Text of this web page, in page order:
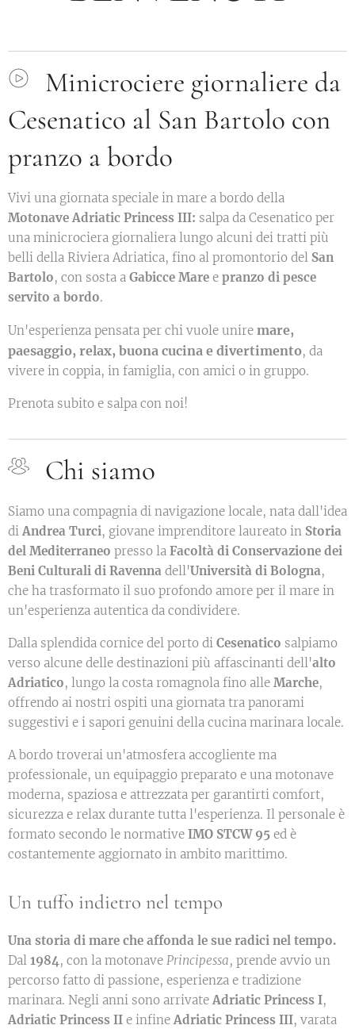
Minicrociere giornaliere da
Cesenatico al San Bartolo con
pranzo a bordo
Vivi una giornata speciale in mare a bordo della
Motonave Adriatic Princess III: salpa da Cesenatico per
una minicrociera giornaliera lungo alcuni dei tratti più
belli della Riviera Adriatica, fino al promontorio del San
Bartolo, con sosta a Gabicce Mare e pranzo di pesce
servito a bordo.
Un'esperienza pensata per chi vuole unire mare,
paesaggio, relax, buona cucina e divertimento, da
vivere in coppia, in famiglia, con amici o in gruppo.
Prenota subito e salpa con noi!
Chi siamo
Siamo una compagnia di navigazione locale, nata dall'idea
diAndrea Turci, giovane imprenditore laureato in Storia
del Mediterraneo presso la Facoltà di Conservazione dei
Beni Culturali di Ravenna dell'Università di Bologna,
che ha trasformato il suo profondo amore per il mare in
un'esperienza autentica da condividere.
Dalla splendida cornice del porto di Cesenatico salpiamo
verso alcune delle destinazioni più affascinanti dell'alto
Adriatico, lungo la costa romagnola fino alle Marche,
offrendo ai nostri ospiti una giornata tra panorami
suggestivi e i sapori genuini della cucina marinara locale.
A bordo troverai un'atmosfera accogliente ma
professionale, un equipaggio preparato e una motonave
moderna, spaziosa e attrezzata per garantirti comfort,
sicurezza e relax durante tutta l'esperienza. Il personale è
formato secondo le normative IMO STCW 95 ed è
costantemente aggiornato in ambito marittimo.
Un tuffo indietro nel tempo
Una storia di mare che affonda le sue radici nel tempo.
Dal 1984, con la motonave Principessa, prende avvio un
percorso fatto di passione, esperienza e tradizione
marinara. Negli anni sono arrivateAdriatic Princess I,
Adriatic Princess II e infineAdriatic Princess III, varata